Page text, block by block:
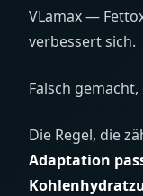
VLamax —
verbessert sich.
Falsch
Die Regel, die
Adaptation